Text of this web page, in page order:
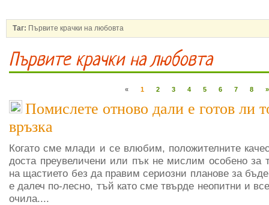
Таг: Първите крачки на любовта
Първите крачки на любовта
« 1 2 3 4 5 6 7 8 »
Помислете отново дали е готов ли
връзка
Когато сме млади и се влюбим, положителните
дoста преувеличени или пък не мислим особено за
на щастието без да правим сериозни планове за
е далеч по-лесно, тъй като сме твърде неопитни и
очила....